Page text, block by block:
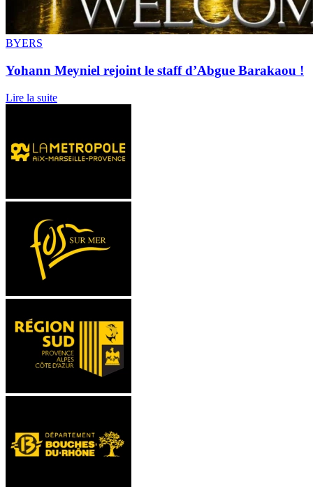
BYERS
Yohann Meyniel rejoint le staff d’Abgue Barakaou !
Lire la suite